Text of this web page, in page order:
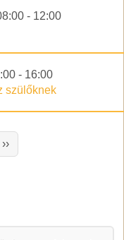
- 12:00
- 16:00
szülőknek
Következő oldal
››